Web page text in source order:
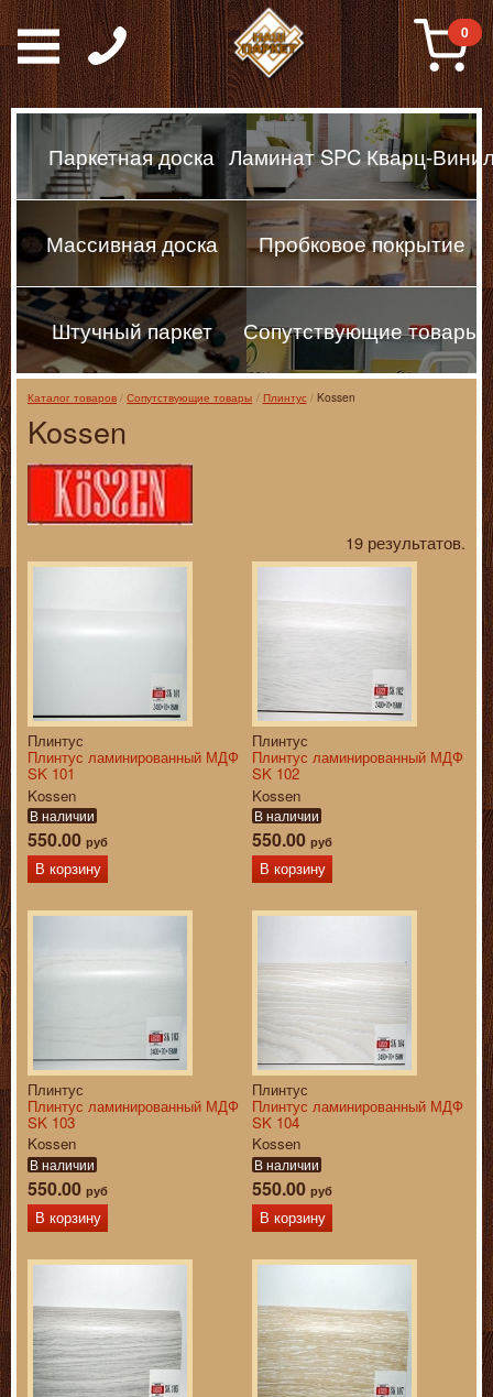
Паркет, Штучный
0
Паркетная доска Ламинат SPC Кварц-
Массивная доска Пробковое покрытие
Штучный паркет Сопутствующие товары
Каталог товаров Сопутствующие товары Плинтус Kossen
Kossen
19 результатов.
Плинтус
Плинтус ламинированный МДФ
SK 101
Kossen
В наличии
550.00 руб
В корзину
Плинтус
Плинтус ламинированный МДФ
SK 102
Kossen
В наличии
550.00 руб
В корзину
Плинтус
Плинтус ламинированный МДФ
SK 103
Kossen
В наличии
550.00 руб
В корзину
Плинтус
Плинтус ламинированный МДФ
SK 104
Kossen
В наличии
550.00 руб
В корзину